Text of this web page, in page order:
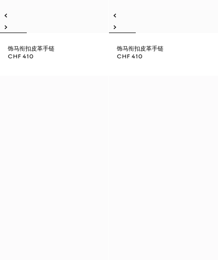
饰马衔扣皮革手链
CHF 410
饰马衔扣皮革手链
CHF 410